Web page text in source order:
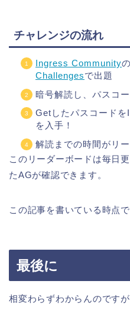
チャレンジの流れ
Ingress Community
Challengesで出題
暗号解読し、パスコ
Getしたパスコード
を入手！
解読までの時間がリ
このリーダーボードは毎日
たAGが確認できます。
この記事を書いている時点
最後に
相変わらずわからんのです